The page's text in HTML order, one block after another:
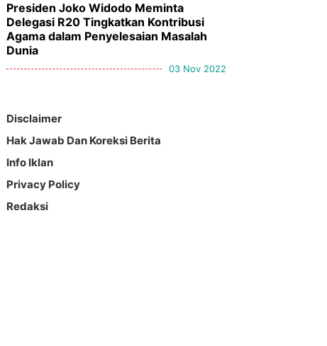
Presiden Joko Widodo Meminta
Delegasi R20 Tingkatkan Kontribusi
Agama dalam Penyelesaian Masalah
Dunia
03 Nov 2022
Disclaimer
Hak Jawab Dan Koreksi Berita
Info Iklan
Privacy Policy
Redaksi